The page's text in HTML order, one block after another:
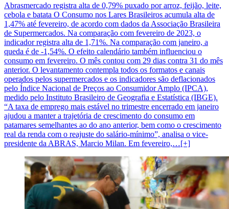
Abrasmercado registra alta de 0,79% puxado por arroz, feijão, leite,
cebola e batata O Consumo nos Lares Brasileiros acumula alta de
1,47% até fevereiro, de acordo com dados da Associação Brasileira
de Supermercados. Na comparação com fevereiro de 2023, o
indicador registra alta de 1,71%. Na comparação com janeiro, a
queda é de -1,54%. O efeito calendário também influenciou o
consumo em fevereiro. O mês contou com 29 dias contra 31 do mês
anterior. O levantamento contempla todos os formatos e canais
operados pelos supermercados e os indicadores são deflacionados
pelo Índice Nacional de Preços ao Consumidor Amplo (IPCA),
medido pelo Instituto Brasileiro de Geografia e Estatística (IBGE).
“A taxa de emprego mais estável no trimestre encerrado em janeiro
ajudou a manter a trajetória de crescimento do consumo em
patamares semelhantes ao do ano anterior, bem como o crescimento
real da renda com o reajuste do salário-mínimo”, analisa o vice-
presidente da ABRAS, Marcio Milan. Em fevereiro,…[+]